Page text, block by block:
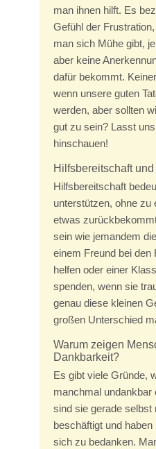
man ihnen hilft. Es
Gefühl der
man sich Mühe gibt,
aber keine
dafür bekommt.
wenn unsere guten
werden, aber sollten
gut zu sein? Lasst
hinschauen!
Hilfsbereitschaft
Hilfsbereitschaft
unterstützen, ohne zu
etwas
sein wie jemandem
einem Freund bei den
helfen oder einer
spenden, wenn sie
genau diese kleinen
großen Unterschied
Warum zeigen
Dankbarkeit?
Es gibt viele Gründe,
manchmal undankbar
sind sie gerade selbst
beschäftigt und
sich zu bedanken.